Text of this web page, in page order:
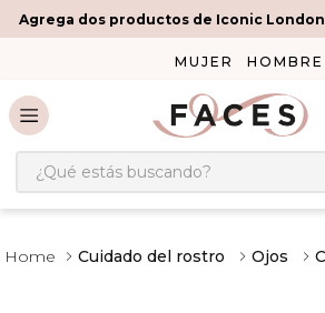
Agrega dos productos de Iconic
MUJER HOMBRE
¿Qué estás buscando?
Cuidado del rostro Ojos